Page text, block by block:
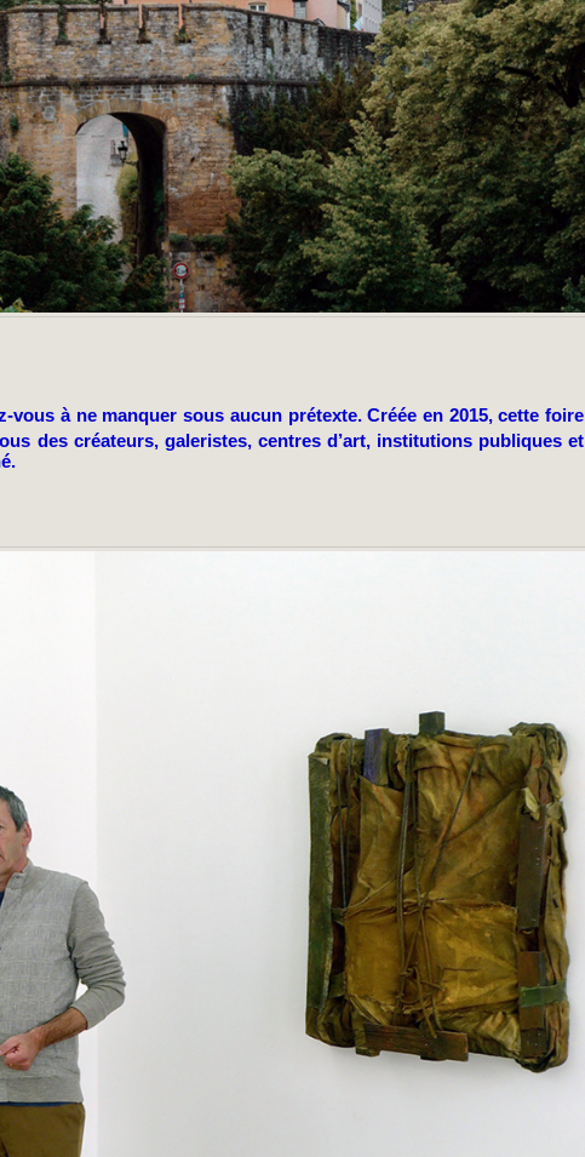
vous à ne manquer sous aucun prétexte. Créée en 2015, cette foire
des créateurs, galeristes, centres d’art, institutions publiques et